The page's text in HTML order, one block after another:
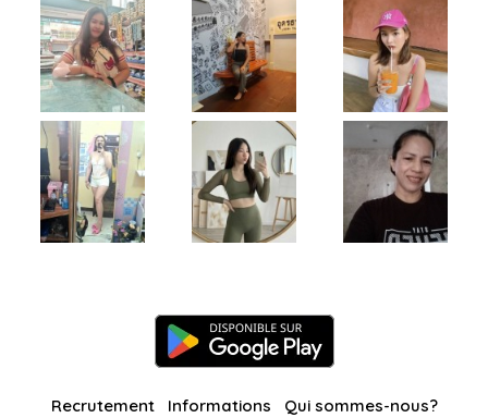
Recrutement Informations Qui sommes-nous?